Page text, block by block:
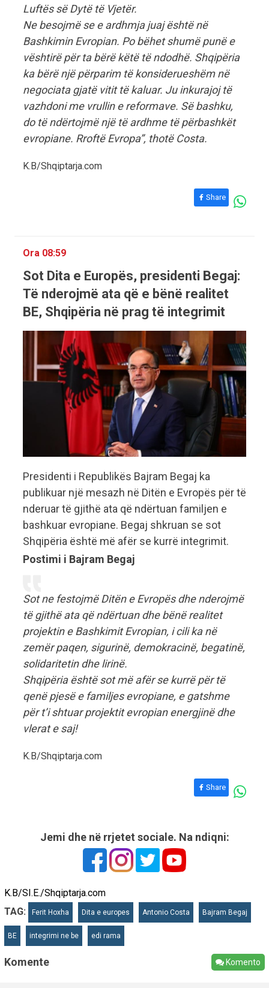
Luftës së Dytë të Vjetër.
Ne besojmë se e ardhmja juaj është në
Bashkimin Evropian. Po bëhet shumë punë e
vështirë për ta bërë këtë të ndodhë. Shqipëria
ka bërë një përparim të konsiderueshëm në
negociata gjatë vitit të kaluar. Ju inkurajoj të
vazhdoni me vrullin e reformave. Së bashku,
do të ndërtojmë një të ardhme të përbashkët
evropiane. Rroftë Evropa”, thotë Costa.
K.B/Shqiptarja.com
Share
Ora 08:59
Sot Dita e Europës, presidenti Begaj:
Të nderojmë ata që e bënë realitet
BE, Shqipëria në prag të integrimit
Presidenti i Republikës Bajram Begaj ka
publikuar një mesazh në Ditën e Evropës për të
nderuar të gjithë ata që ndërtuan familjen e
bashkuar evropiane. Begaj shkruan se sot
Shqipëria është më afër se kurrë integrimit.
Postimi i Bajram Begaj
Sot ne festojmë Ditën e Evropës dhe nderojmë
të gjithë ata që ndërtuan dhe bënë realitet
projektin e Bashkimit Evropian, i cili ka në
zemër paqen, sigurinë, demokracinë, begatinë,
solidaritetin dhe lirinë.
Shqipëria është sot më afër se kurrë për të
qenë pjesë e familjes evropiane, e gatshme
për t’i shtuar projektit evropian energjinë dhe
vlerat e saj!
K.B/Shqiptarja.com
Share
Jemi dhe në rrjetet sociale. Na ndiqni:
K.B/SI.E./Shqiptarja.com
TAG:
Ferit Hoxha Dita e europes Antonio Costa Bajram Begaj
BE integrimi ne be edi rama
Komente Komento